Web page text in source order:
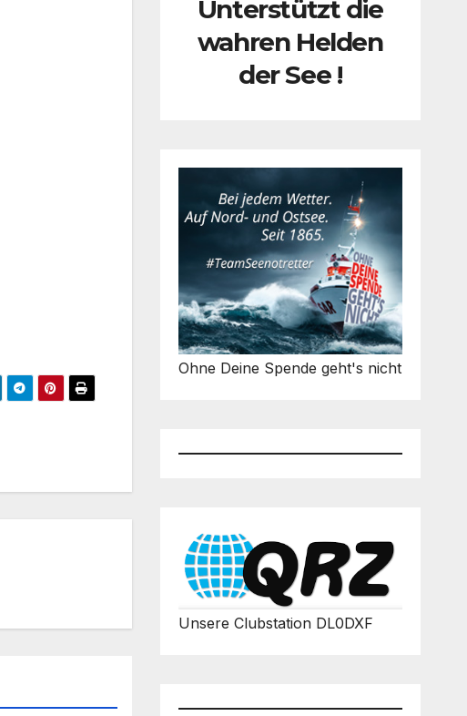
Unterstützt die
wahren Helden
der See !
Ohne Deine Spende geht's nicht
Unsere Clubstation DL0DXF